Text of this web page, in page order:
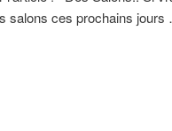
salons ces prochains